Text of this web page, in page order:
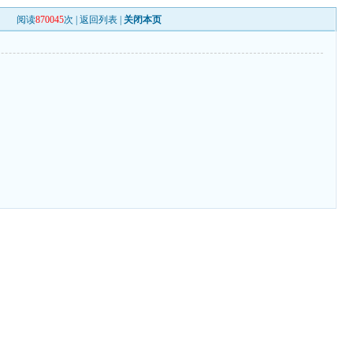
阅读870045次 |返回列表 关闭本页